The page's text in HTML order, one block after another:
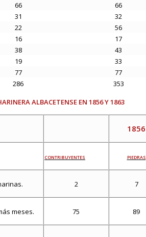
66 66
31 32
22 56
16 17
38 43
19 33
77 77
286 353
ALBACETENSE EN 1856 Y 1863
1856
CONTRIBUYENTES PIEDRAS
2 7
meses. 75 89